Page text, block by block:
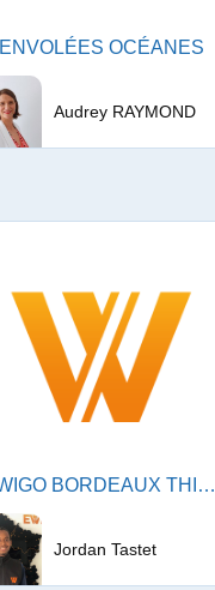
ENVOLÉES OCÉANES
Audrey RAYMOND
EWIGO BORDEAUX THIERS
Jordan Tastet